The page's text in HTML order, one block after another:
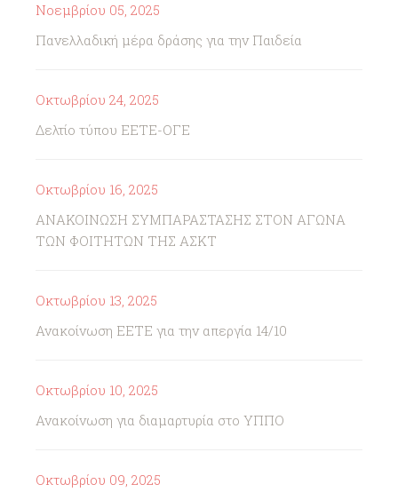
Νοεμβρίου 05, 2025
Πανελλαδική μέρα δράσης για την Παιδεία
Οκτωβρίου 24, 2025
Δελτίο τύπου ΕΕΤΕ-ΟΓΕ
Οκτωβρίου 16, 2025
ΑΝΑΚΟΙΝΩΣΗ ΣΥΜΠΑΡΑΣΤΑΣΗΣ ΣΤΟΝ ΑΓΩΝΑ
ΤΩΝ ΦΟΙΤΗΤΩΝ ΤΗΣ ΑΣΚΤ
Οκτωβρίου 13, 2025
Ανακοίνωση ΕΕΤΕ για την απεργία 14/10
Οκτωβρίου 10, 2025
Ανακοίνωση για διαμαρτυρία στο ΥΠΠΟ
Οκτωβρίου 09, 2025